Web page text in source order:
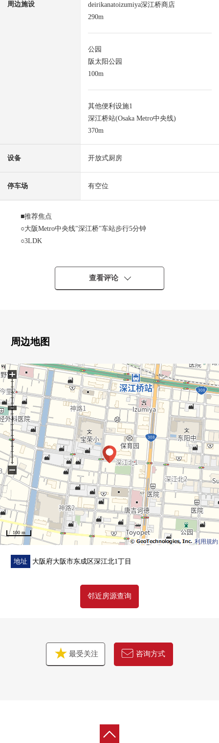
周边施设
deirikanatoizumiya深江桥商店
290m
公园
阪太阳公园
100m
其他便利设施1
深江桥站(Osaka Metro中央线)
370m
设备 开放式厨房
停车场 有空位
■推荐焦点
○大阪Metro中央线"深江桥"车站步行5分钟
○3LDK
○开放式厨房
○阪太阳公园步行2分钟(约100m)
查看评论
周边地图
利用規約
100 m
+
−
地址 大阪府大阪市东成区深江北1丁目
邻近房源查询
最受关注 咨询方式